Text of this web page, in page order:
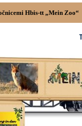
Hbis-tt „Mein Zoo“